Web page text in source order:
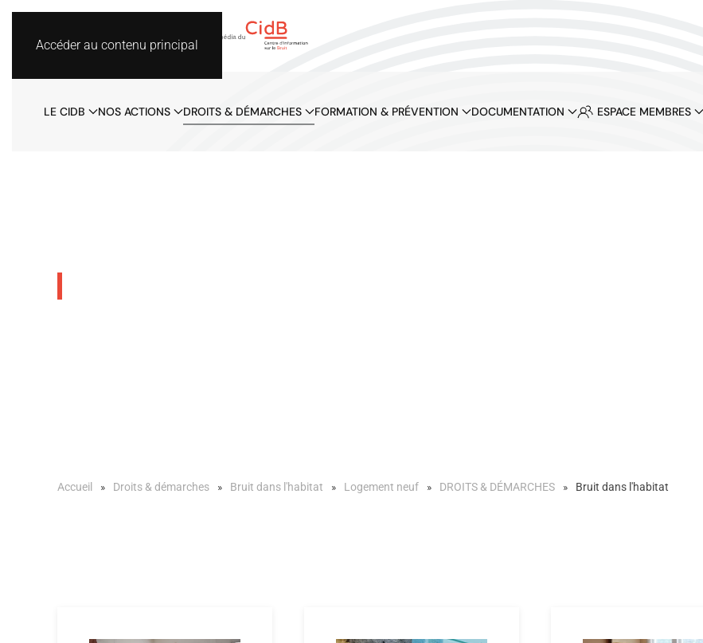
Accéder au contenu principal
LE CIDB NOS ACTIONS DROITS & DÉMARCHES FORMATION & PRÉVENTION DOCUMENTATION ESPACE MEMBRES
Accueil Droits & démarches Bruit dans l'habitat Logement neuf DROITS & DÉMARCHES Bruit dans l'habitat